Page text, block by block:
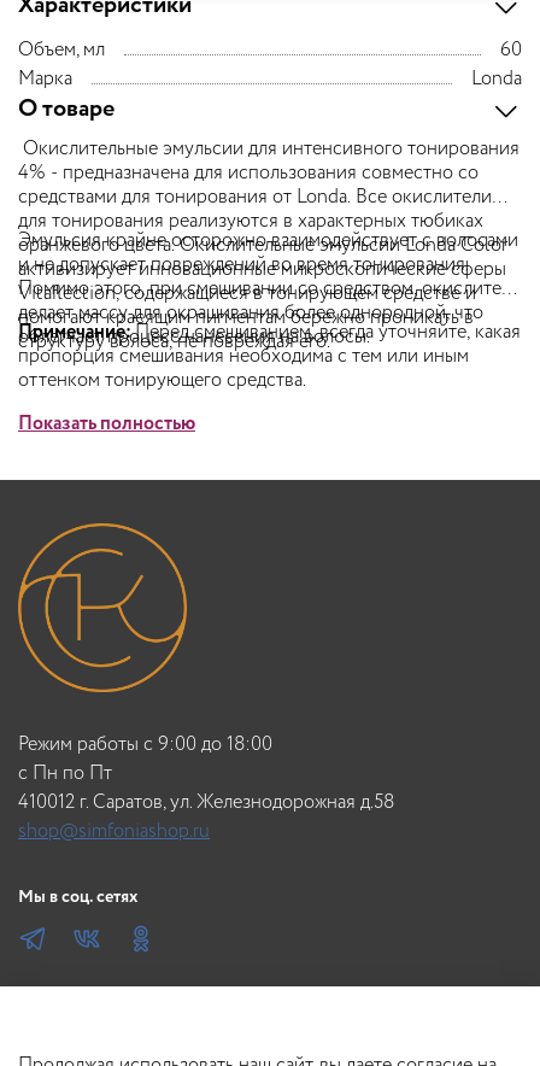
Объем, мл
60
Марка
Londa
О товаре
Окислительные эмульсии для интенсивного тонирования
4% - предназначена для использования совместно со
средствами для тонирования от Londa. Все окислители
для тонирования реализуются в характерных тюбиках
оранжевого цвета. Окислительные эмульсии Londa Color
активизирует инновационные микроскопические сферы
Vitaflection, содержащиеся в тонирующем средстве и
помогают красящим пигментам бережно проникать в
структуру волоса, не повреждая его.
Эмульсия крайне осторожно взаимодействует с волосами
и не допускает повреждений во время тонирования.
Помимо этого, при смешивании со средством, окислитель
делает массу для окрашивания более однородной, что
облегчает процесс нанесения на волосы.
Примечание:Перед смешиванием, всегда уточняйте, какая
пропорция смешивания необходима с тем или иным
оттенком тонирующего средства.
Показать полностью
Режим работы с 9:00 до 18:00
c Пн по Пт
410012 г. Саратов, ул. Железнодорожная д.58
shop@simfoniashop.ru
Мы в соц. сетях